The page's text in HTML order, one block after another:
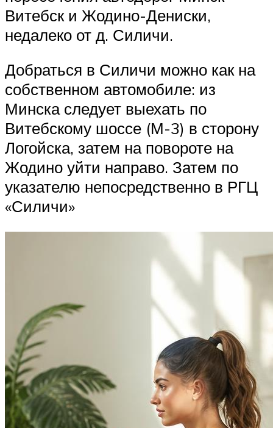
Витебск и Жодино-Дениски,
недалеко от д. Силичи.
Добраться в Силичи можно как на
собственном автомобиле: из
Минска следует выехать по
Витебскому шоссе (М-3) в сторону
Логойска, затем на повороте на
Жодино уйти направо. Затем по
указателю непосредственно в РГЦ
«Силичи»